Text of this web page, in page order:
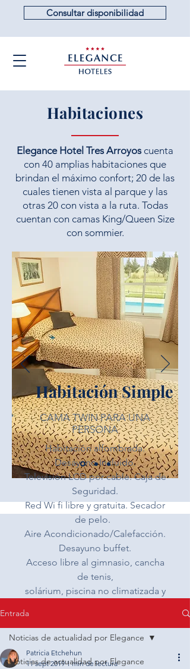
Habitaciones
Elegance Hotel Tres Arroyoscuenta
con 40 amplias habitaciones que
brindan el máximo confort; 20 de las
cuales tienen vista al parque y las
otras 20 con vista a la ruta. Todas
cuentan con camas King/Queen Size
con sommier.
Habitación Simple
CAMA TWIN PARA UNA
PERSONA
Habitación alfombrada.
Desayuno Incluido.
Televisión LCD por cable. Caja de
Seguridad.
Red Wi fi libre y gratuita. Secador
de pelo.
Aire Acondicionado/Calefacción.
Desayuno buffet.
Acceso libre al gimnasio, cancha
de tenis,
solárium, piscina no climatizada y
RESERVAR
Consultar disponibilidad
Entrada
Noticias de actualidad por Elegance
Noticias de actualidad por Elegance
Patricia Etchehun
11 sept 2019 1 min de lectura